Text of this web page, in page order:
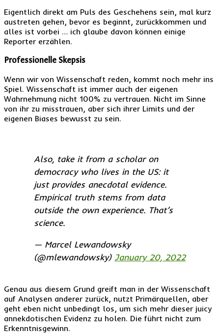
Eigentlich direkt am Puls des Geschehens sein, mal kurz
austreten gehen, bevor es beginnt, zurückkommen und
alles ist vorbei … ich glaube davon können einige
Reporter erzählen.
Professionelle Skepsis
Wenn wir von Wissenschaft reden, kommt noch mehr ins
Spiel. Wissenschaft ist immer auch der eigenen
Wahrnehmung nicht 100% zu vertrauen. Nicht im Sinne
von ihr zu misstrauen, aber sich ihrer Limits und der
eigenen Biases bewusst zu sein.
Also, take it from a scholar on
democracy who lives in the US: it
just provides anecdotal evidence.
Empirical truth stems from data
outside the own experience. That’s
science.
— Marcel Lewandowsky
(@mlewandowsky) January 20, 2022
Genau aus diesem Grund greift man in der Wissenschaft
auf Analysen anderer zurück, nutzt Primärquellen, aber
geht eben nicht unbedingt los, um sich mehr dieser juicy
annekdotischen Evidenz zu holen. Die führt nicht zum
Erkenntnisgewinn.